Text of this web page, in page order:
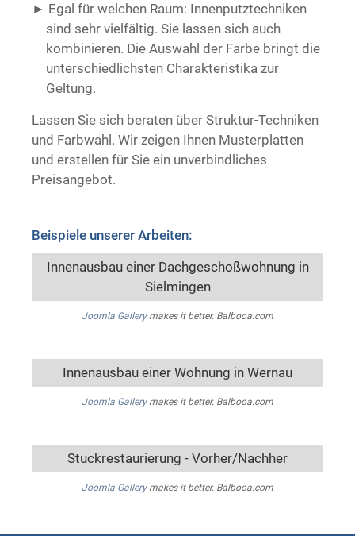
Egal für welchen Raum: Innenputztechniken
sind sehr vielfältig. Sie lassen sich auch
kombinieren. Die Auswahl der Farbe bringt die
unterschiedlichsten Charakteristika zur
Geltung.
Lassen Sie sich beraten über Struktur-Techniken
und Farbwahl. Wir zeigen Ihnen Musterplatten
und erstellen für Sie ein unverbindliches
Preisangebot.
Beispiele unserer Arbeiten:
Innenausbau einer Dachgeschoßwohnung in
Sielmingen
Joomla Gallerymakes it better. Balbooa.com
Innenausbau einer Wohnung in Wernau
Joomla Gallerymakes it better. Balbooa.com
Stuckrestaurierung - Vorher/Nachher
Joomla Gallerymakes it better. Balbooa.com